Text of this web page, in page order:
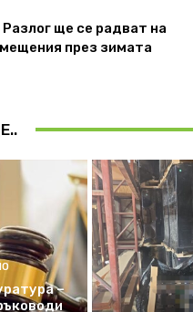
ще се радват на
през зимата
–